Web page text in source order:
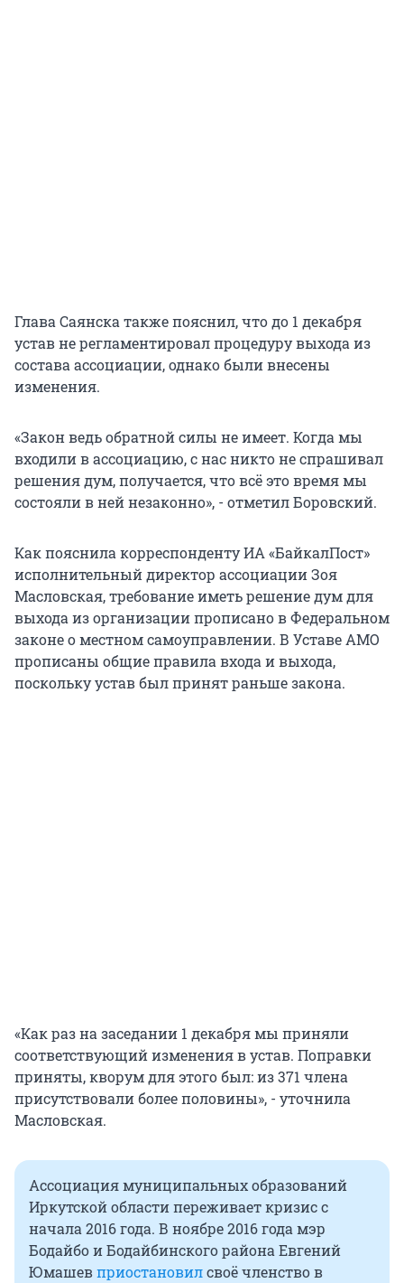
Глава Саянска также пояснил, что до 1 декабря
устав не регламентировал процедуру выхода из
состава ассоциации, однако были внесены
изменения.
«Закон ведь обратной силы не имеет. Когда мы
входили в ассоциацию, с нас никто не спрашивал
решения дум, получается, что всё это время мы
состояли в ней незаконно», - отметил Боровский.
Как пояснила корреспонденту ИА «БайкалПост»
исполнительный директор ассоциации Зоя
Масловская, требование иметь решение дум для
выхода из организации прописано в Федеральном
законе о местном самоуправлении. В Уставе АМО
прописаны общие правила входа и выхода,
поскольку устав был принят раньше закона.
«Как раз на заседании 1 декабря мы приняли
соответствующий изменения в устав. Поправки
приняты, кворум для этого был: из 371 члена
присутствовали более половины», - уточнила
Масловская.
Ассоциация муниципальных образований
Иркутской области переживает кризис с
начала 2016 года. В ноябре 2016 года мэр
Бодайбо и Бодайбинского района Евгений
Юмашевприостановилсвоё членство в